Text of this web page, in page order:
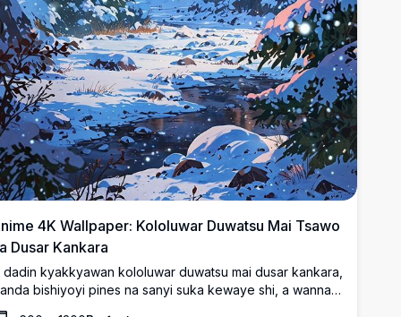
4K Wallpaper: Kololuwar Duwatsu Mai Tsawo
Dusar Kankara
dadin kyakkyawan kololuwar duwatsu mai dusar kankara,
bishiyoyi pines na sanyi suka kewaye shi, a wannan
hoton bangon anime mai 4K na babba dala.